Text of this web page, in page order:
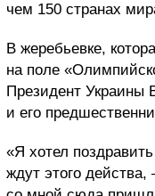
чем 150 странах
В жеребьевке,
на поле
Президент Украины
и его
«Я хотел
ждут этого